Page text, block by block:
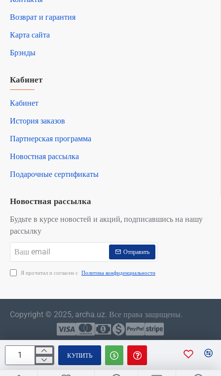
КУПИТЬ
Возврат и гарантия
Карта сайта
Брэнды
Кабинет
Кабинет
История заказов
Партнерская программа
Новостная рассылка
Подарочные сертификаты
Новостная рассылка
Будьте в курсе новостей и акций, подписавшись на нашу
рассылку
email
Отправить
Я прочитал и согласен с Политика конфиденциальности
Copyright © 2025, archa.uz. Все права защищены.